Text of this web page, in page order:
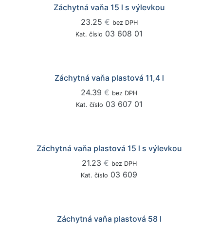
Záchytná vaňa 15 l s výlevkou
23.25 € bez DPH
Kat. číslo 03 608 01
Záchytná vaňa plastová 11,4 l
24.39 € bez DPH
Kat. číslo 03 607 01
Záchytná vaňa plastová 15 l s výlevkou
21.23 € bez DPH
Kat. číslo 03 609
Záchytná vaňa plastová 58 l